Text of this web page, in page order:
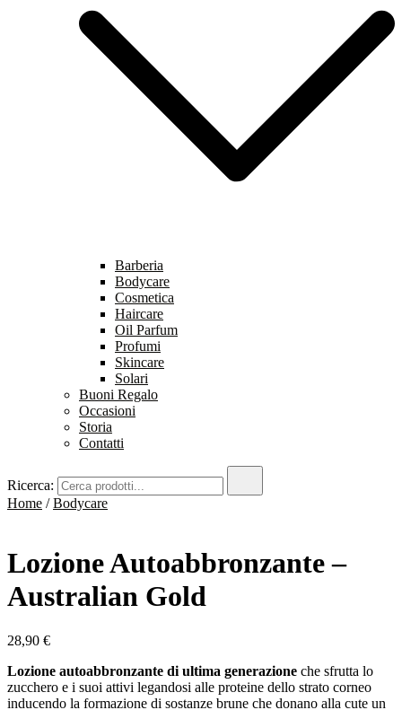
Barberia
Bodycare
Cosmetica
Haircare
Oil Parfum
Profumi
Skincare
Solari
Buoni Regalo
Occasioni
Storia
Contatti
Ricerca:
Home /Bodycare
Lozione Autoabbronzante –
Australian Gold
28,90 €
Lozione autoabbronzante di ultima generazione che sfrutta lo
zucchero e i suoi attivi legandosi alle proteine dello strato corneo
inducendo la formazione di sostanze brune che donano alla cute un